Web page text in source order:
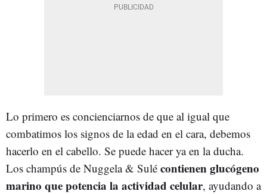
Lo primero es concienciarnos de que al igual que
combatimos los signos de la edad en el cara, debemos
hacerlo en el cabello. Se puede hacer ya en la ducha.
Los champús de Nuggela & Sulé contienen glucógeno
marino que potencia la actividad celular, ayudando a